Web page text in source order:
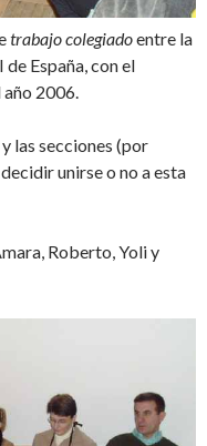
trabajo colegiadoentre la
España, con el
2006.
y las secciones (por
unirse o no a esta
Roberto, Yoli y